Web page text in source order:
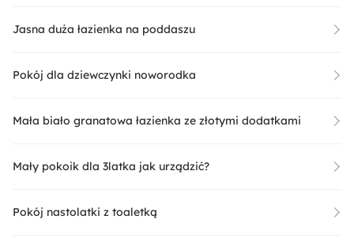
Jasna duża łazienka na poddaszu
Pokój dla dziewczynki noworodka
Mała biało granatowa łazienka ze złotymi dodatkami
Mały pokoik dla 3latka jak urządzić?
Pokój nastolatki z toaletką